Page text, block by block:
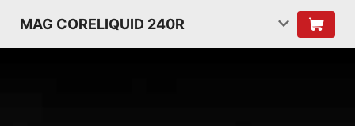
MAG CORELIQUID 240R